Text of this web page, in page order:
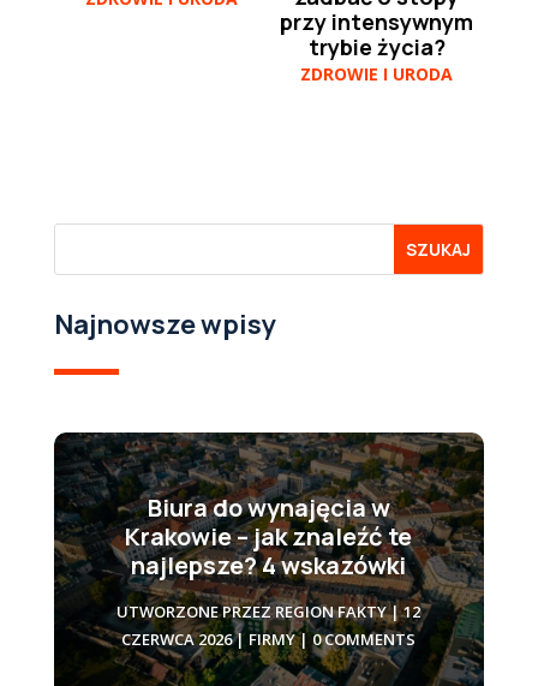
przy intensywnym
trybie życia?
ZDROWIE I URODA
Najnowsze wpisy
Biura do wynajęcia w
Krakowie – jak znaleźć te
najlepsze? 4 wskazówki
UTWORZONE PRZEZREGION FAKTY|12
CZERWCA 2026| FIRMY| 0 COMMENTS